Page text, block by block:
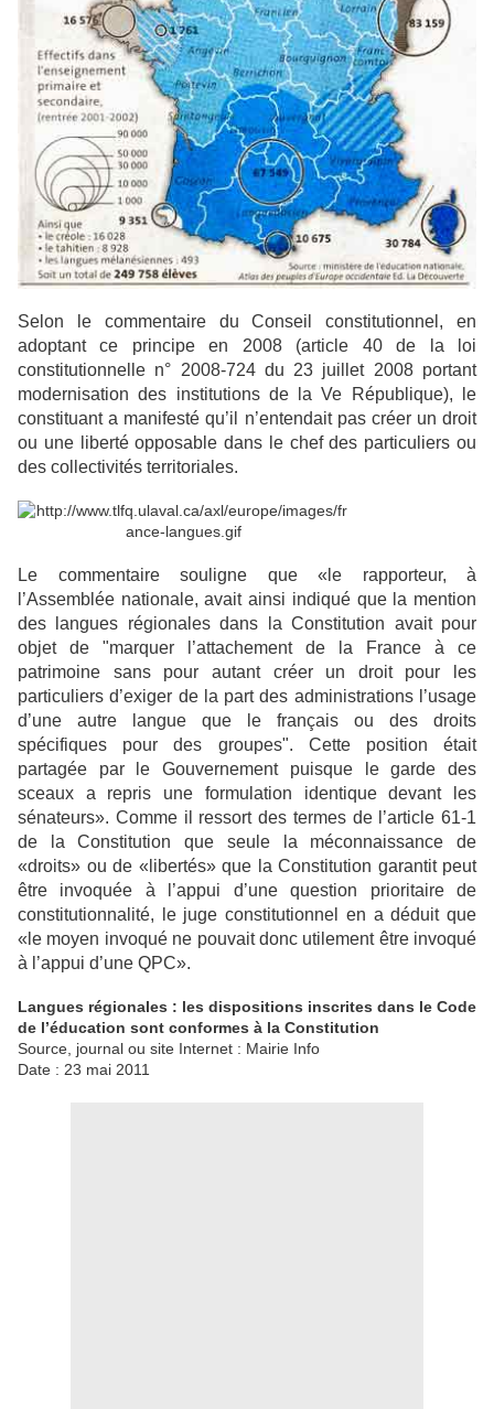
Selon le commentaire du Conseil constitutionnel, en
adoptant ce principe en 2008
(article 40 de la loi
constitutionnelle n° 2008-724 du 23 juillet 2008 portant
modernisation des institutions de la Ve République), le
constituant a manifesté qu’il n’entendait pas créer un droit
ou une liberté opposable dans le chef des particuliers ou
des collectivités territoriales.
Le
commentaire souligne que «le rapporteur, à
l’Assemblée nationale, avait ainsi indiqué que la mention
des langues régionales dans la Constitution avait pour
objet de "marquer l’attachement
de la France à ce
patrimoine sans pour autant créer un droit pour les
particuliers d’exiger de la part des administrations l’usage
d’une autre langue que le français ou des droits
spécifiques pour
des groupes". Cette position était
partagée par le Gouvernement puisque le garde des
sceaux a
repris une formulation identique devant les
sénateurs». Comme il ressort des termes de l’article 61-1
de la Constitution que seule la méconnaissance de
«droits» ou de «libertés» que la Constitution garantit peut
être invoquée à l’appui d’une question prioritaire de
constitutionnalité, le juge constitutionnel en a déduit que
«le moyen invoqué ne pouvait donc utilement être invoqué
à l’appui d’une QPC».
Langues régionales : les dispositions inscrites dans le Code
de l’éducation sont conformes à la Constitution
Source, journal ou site Internet : Mairie Info
Date : 23 mai 2011